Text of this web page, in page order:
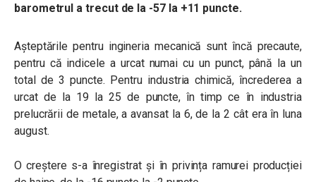
barometrul a trecut de la -57 la +11 puncte.
Așteptările pentru ingineria mecanică sunt încă precaute,
pentru că indicele a urcat numai cu un punct, până la un
total de 3 puncte. Pentru industria chimică, încrederea a
urcat de la 19 la 25 de puncte, în timp ce în industria
prelucrării de metale, a avansat la 6, de la 2 cât era în luna
august.
O creștere s-a înregistrat și în privința ramurei producției